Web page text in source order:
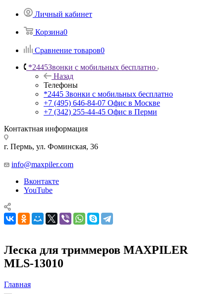
Личный кабинет
Корзина0
Сравнение товаров0
*2445Звонки с мобильных бесплатно
Назад
Телефоны
*2445 Звонки с мобильных бесплатно
+7 (495) 646-84-07 Офис в Москве
+7 (342) 255-44-45 Офис в Перми
Контактная информация
г. Пермь, ул. Фоминская, 36
info@maxpiler.com
Вконтакте
YouTube
Леска для триммеров MAXPILER
MLS-13010
Главная